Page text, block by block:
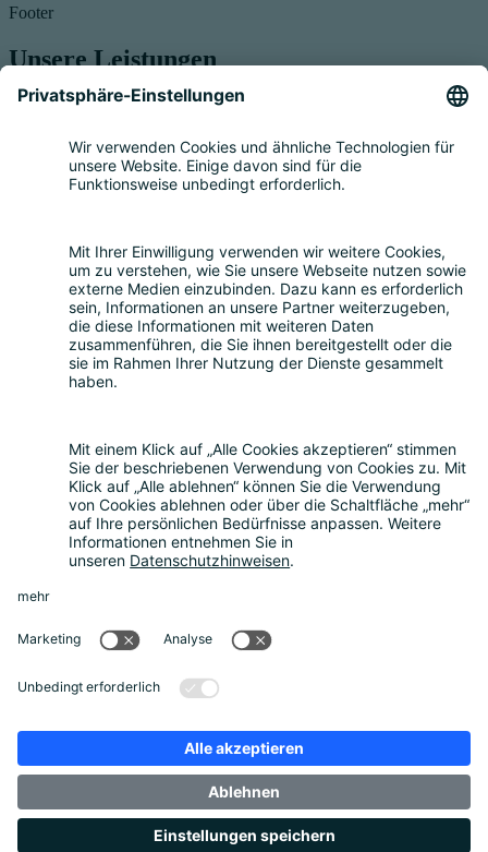
Footer
Unsere Leistungen
Service für Elektrogeräte
Mengenmeldung
Entsorgung
Beratung
Handelsrücknahme
Service für Batterien
Service für Verpackungen
Fragen und Antworten
FAQ
Kostenrechner
Downloads
Mediathek
Aktuelles und Termine
News
Über uns
Unternehmen
Unser Beirat
Impressum
Unternehmensbroschüre
Footer Links